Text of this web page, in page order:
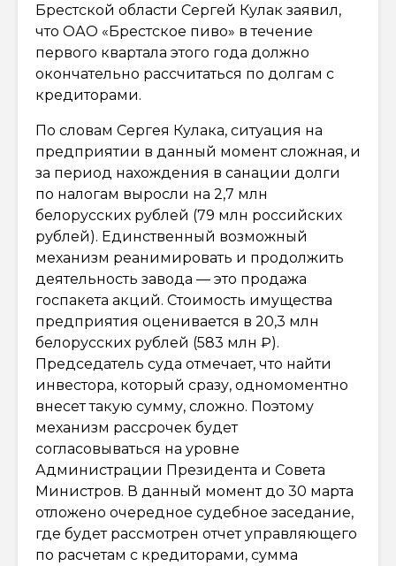
Брестской области Сергей Кулак заявил,
что ОАО «Брестское пиво» в течение
первого квартала этого года должно
окончательно рассчитаться по долгам с
кредиторами.
По словам Сергея Кулака, ситуация на
предприятии в данный момент сложная, и
за период нахождения в санации долги
по налогам выросли на 2,7 млн
белорусских рублей (79 млн российских
рублей). Единственный возможный
механизм реанимировать и продолжить
деятельность завода — это продажа
госпакета акций. Стоимость имущества
предприятия оценивается в 20,3 млн
белорусских рублей (583 млн ₽).
Председатель суда отмечает, что найти
инвестора, который сразу, одномоментно
внесет такую сумму, сложно. Поэтому
механизм рассрочек будет
согласовываться на уровне
Администрации Президента и Совета
Министров. В данный момент до 30 марта
отложено очередное судебное заседание,
где будет рассмотрен отчет управляющего
по расчетам с кредиторами, сумма